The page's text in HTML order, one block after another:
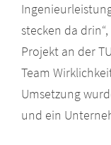
stecken da
Projekt an der
Team
Umsetzung
und ein